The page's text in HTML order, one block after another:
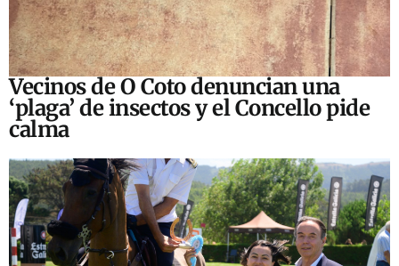
Vecinos de O Coto denuncian una
‘plaga’ de insectos y el Concello pide
calma